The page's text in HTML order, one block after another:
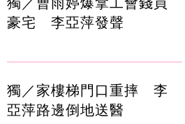
豪宅 李亞萍發聲
獨／家樓梯門口重摔 李
亞萍路邊倒地送醫